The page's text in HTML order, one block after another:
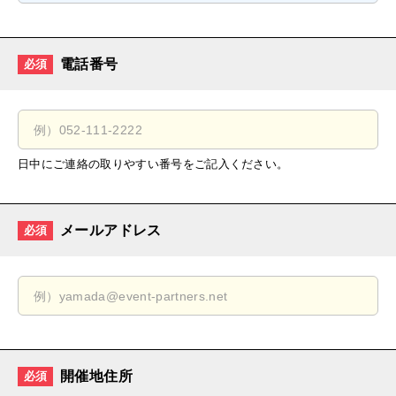
必須 電話番号
日中にご連絡の取りやすい番号をご記入ください。
必須 メールアドレス
必須 開催地住所